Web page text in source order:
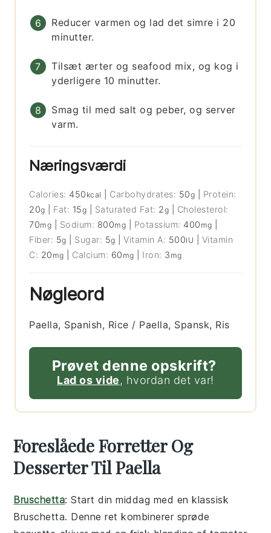
Reducer varmen og lad det simre i 20
minutter.
Tilsæt ærter og seafood mix, og kog i
yderligere 10 minutter.
Smag til med salt og peber, og server
varm.
Næringsværdi
Calories: 450 kcal Carbohydrates: 50g
Protein:
20g Fat: 15g Saturated Fat: 2g
Cholesterol:
70mg Sodium: 800mg Potassium: 400 mg
Fiber: 5g Sugar: 5g |Vitamin A: 500IU
Vitamin
C: 20 mg Calcium: 60 mg Iron: 3 mg
Nøgleord
Paella, Spanish, Rice / Paella, Spansk, Ris
Prøvet denne opskrift?
Lad os vide, hvordan det var!
Foreslåede Forretter Og
Desserter Til Paella
Bruschetta: Start din middag med en klassisk
Bruschetta. Denne ret kombinerer sprøde